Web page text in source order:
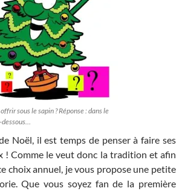
sous le sapin ? Réponse : dans le
dessous…
Noël, il est temps de penser à faire ses
! Comme le veut donc la tradition et afin
choix annuel, je vous propose une petite
Que vous soyez fan de la première